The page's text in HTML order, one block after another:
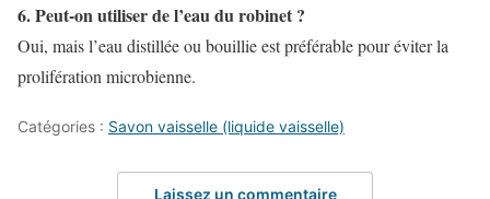
6. Peut-on utiliser de l’eau du robinet ?
Oui, mais l’eau distillée ou bouillie est préférable pour éviter la
prolifération microbienne.
Catégories : Savon vaisselle (liquide vaisselle)
Laissez un commentaire